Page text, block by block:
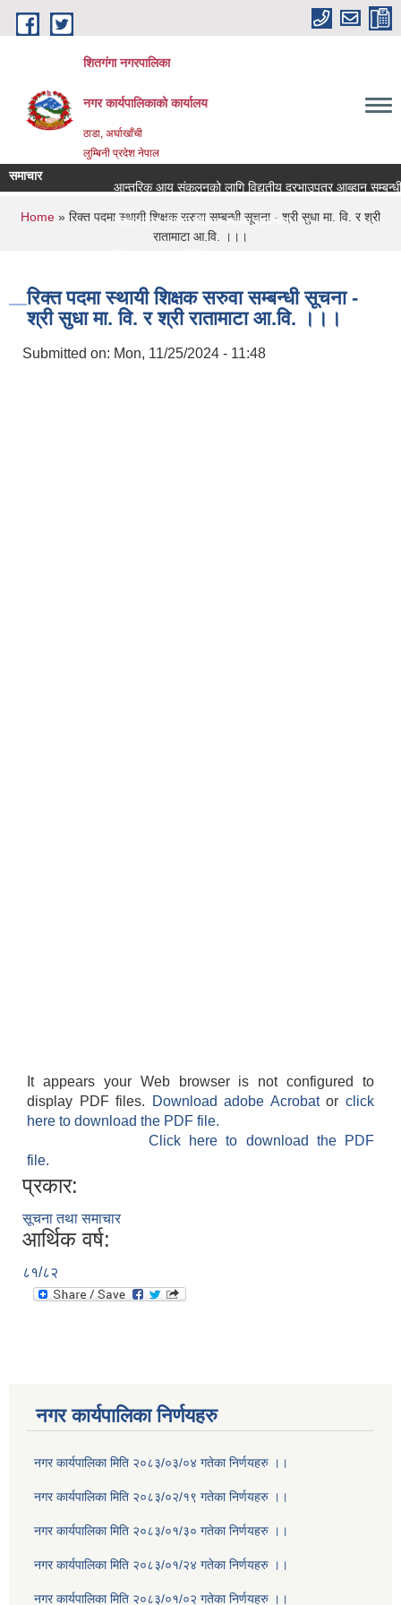
Skip to main content
शितगंगा नगरपालिका
नगर कार्यपालिकाकाे कार्यालय
ठाडा, अर्घाखाँची
लुम्बिनी प्रदेश नेपाल
समाचार
आन्तरिक आय संकलनको लागि विद्युतीय दरभाउपत्र आब्हान सम्बन्धी
रिक्त पदमा स्थायी शिक्षक सरुवा सम्बन्धमा ।।।
You are here
Home » रिक्त पदमा स्थायी शिक्षक सरुवा सम्बन्धी सूचना - श्री सुधा मा. वि. र श्री
रातामाटा आ.वि. ।।।
रिक्त पदमा स्थायी शिक्षक सरुवा सम्बन्धी सूचना -
श्री सुधा मा. वि. र श्री रातामाटा आ.वि. ।।।
Submitted on: Mon, 11/25/2024 - 11:48
It appears your Web browser is not configured to
display PDF files.
Download adobe Acrobatorclick
here to download the PDF file.
Click here to download the PDF
file.
प्रकार:
सूचना तथा समाचार
आर्थिक वर्ष:
८१/८२
नगर कार्यपालिका निर्णयहरु
नगर कार्यपालिका मिति २०८३/०३/०४ गतेका निर्णयहरु ।।
नगर कार्यपालिका मिति २०८३/०२/१९ गतेका निर्णयहरु ।।
नगर कार्यपालिका मिति २०८३/०१/३० गतेका निर्णयहरु ।।
नगर कार्यपालिका मिति २०८३/०१/२४ गतेका निर्णयहरु ।।
नगर कार्यपालिका मिति २०८३/०१/०२ गतेका निर्णयहरु ।।